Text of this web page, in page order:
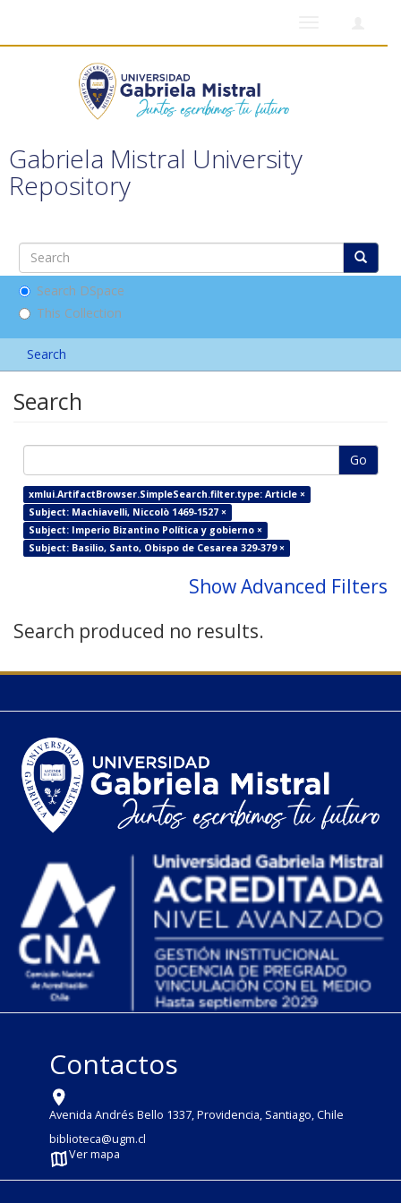
Gabriela Mistral University
Repository
Search DSpace
This Collection
Search
Search
Go
xmlui.ArtifactBrowser.SimpleSearch.filter.type: Article ×
Subject: Machiavelli, Niccolò 1469-1527 ×
Subject: Imperio Bizantino Política y gobierno ×
Subject: Basilio, Santo, Obispo de Cesarea 329-379 ×
Show Advanced Filters
Search produced no results.
Contactos
Avenida Andrés Bello 1337, Providencia, Santiago, Chile
biblioteca@ugm.cl
Ver mapa